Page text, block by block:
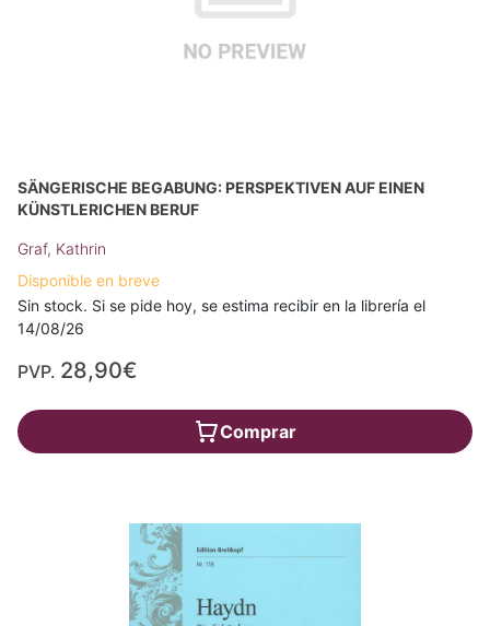
SÄNGERISCHE BEGABUNG: PERSPEKTIVEN AUF EINEN
KÜNSTLERICHEN BERUF
Graf, Kathrin
Disponible en breve
Sin stock. Si se pide hoy, se estima recibir en la librería el
14/08/26
PVP. 28,90€
Comprar